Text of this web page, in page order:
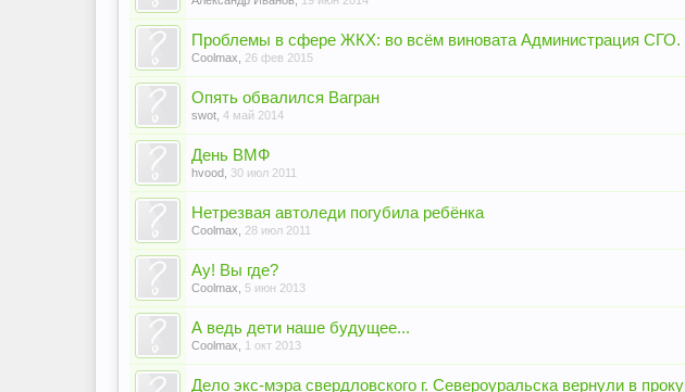
Проблемы в сфере ЖКХ: во всём виновата Администрация СГО.
Coolmax 26 фев 2015
Опять обвалился Вагран
swot 4 май 2014
День ВМФ
hvood 30 июл 2011
Нетрезвая автоледи погубила ребёнка
Coolmax 28 июл 2011
Ау! Вы где?
Coolmax 5 июн 2013
А ведь дети наше будущее...
Coolmax 1 окт 2013
Дело экс-мэра свердловского г. Североуральска вернули в